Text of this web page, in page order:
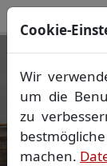
Ihr
Vorheriges
Cookie-
Wir
um die
zu
machen.